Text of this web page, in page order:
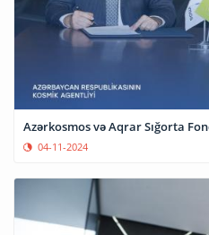
Azərkosmos və Aqrar Sığorta
04-11-2024